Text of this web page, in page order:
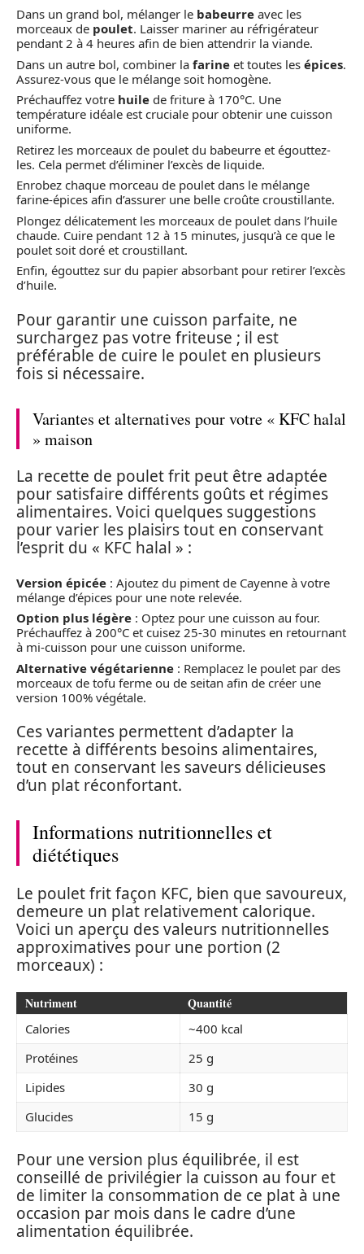
Dans un grand bol, mélanger le babeurre avec les
morceaux de poulet. Laisser mariner au réfrigérateur
pendant 2 à 4 heures afin de bien attendrir la viande.
Dans un autre bol, combiner la farine et toutes les épices.
Assurez-vous que le mélange soit homogène.
Préchauffez votre huile de friture à 170°C. Une
température idéale est cruciale pour obtenir une cuisson
uniforme.
Retirez les morceaux de poulet du babeurre et égouttez-
les. Cela permet d’éliminer l’excès de liquide.
Enrobez chaque morceau de poulet dans le mélange
farine-épices afin d’assurer une belle croûte croustillante.
Plongez délicatement les morceaux de poulet dans l’huile
chaude. Cuire pendant 12 à 15 minutes, jusqu’à ce que le
poulet soit doré et croustillant.
Enfin, égouttez sur du papier absorbant pour retirer l’excès
d’huile.
Pour garantir une cuisson parfaite, ne
surchargez pas votre friteuse ; il est
préférable de cuire le poulet en plusieurs
fois si nécessaire.
Variantes et alternatives pour votre « KFC halal
» maison
La recette de poulet frit peut être adaptée
pour satisfaire différents goûts et régimes
alimentaires. Voici quelques suggestions
pour varier les plaisirs tout en conservant
l’esprit du « KFC halal » :
Version épicée : Ajoutez du piment de Cayenne à votre
mélange d’épices pour une note relevée.
Option plus légère : Optez pour une cuisson au four.
Préchauffez à 200°C et cuisez 25-30 minutes en retournant
à mi-cuisson pour une cuisson uniforme.
Alternative végétarienne : Remplacez le poulet par des
morceaux de tofu ferme ou de seitan afin de créer une
version 100% végétale.
Ces variantes permettent d’adapter la
recette à différents besoins alimentaires,
tout en conservant les saveurs délicieuses
d’un plat réconfortant.
Informations nutritionnelles et
diététiques
Le poulet frit façon KFC, bien que savoureux,
demeure un plat relativement calorique.
Voici un aperçu des valeurs nutritionnelles
approximatives pour une portion (2
morceaux) :
Nutriment Quantité
Calories
~400 kcal
Protéines
25 g
Lipides
30 g
Glucides
15 g
Pour une version plus équilibrée, il est
conseillé de privilégier la cuisson au four et
de limiter la consommation de ce plat à une
occasion par mois dans le cadre d’une
alimentation équilibrée.